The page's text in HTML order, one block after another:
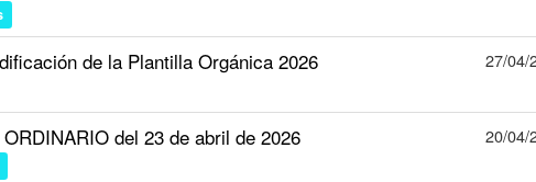
de la Plantilla Orgánica 2026 27/04/
del 23 de abril de 2026 20/04/